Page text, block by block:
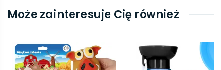
Może zainteresuje Cię również